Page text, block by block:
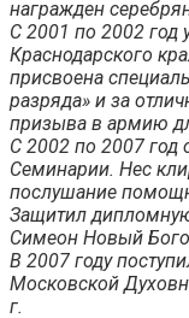
награжден
С 2001 по 2002 год
Краснодарского
присвоена
разряда» и за
призыва в армию
С 2002 по 2007 год
Семинарии. Нес
послушание
Защитил
Симеон Новый
В 2007 году
Московской
г.